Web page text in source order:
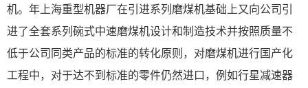
机。年上海重型机器厂在引进系列磨煤机基础上又向公司引
进了全套系列碗式中速磨煤机设计和制造技术并按照质量不
低于公司同类产品的标准的转化原则，对磨煤机进行国产化
工程中，对于达不到标准的零件仍然进口，例如行星减速器